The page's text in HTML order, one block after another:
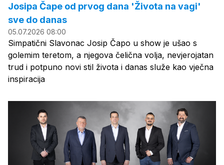
Josipa Čape od prvog dana 'Života na vagi'
sve do danas
05.07.2026 08:00
Simpatični Slavonac Josip Čapo u show je ušao s
golemim teretom, a njegova čelična volja, nevjerojatan
trud i potpuno novi stil života i danas služe kao vječna
inspiracija